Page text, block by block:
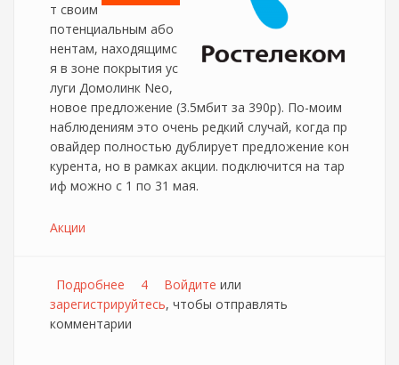
т своим
потенциальным або
нентам, находящимс
я в зоне покрытия ус
луги Домолинк Neo,
новое предложение (3.5мбит за 390р). По-моим
наблюдениям это очень редкий случай, когда пр
овайдер полностью дублирует предложение кон
курента, но в рамках акции. подключится на тар
иф можно с 1 по 31 мая.
Акции
Подробнее о Домолинк собирает свой Пазл
4 Войдите или
зарегистрируйтесь, чтобы отправлять
комментарии